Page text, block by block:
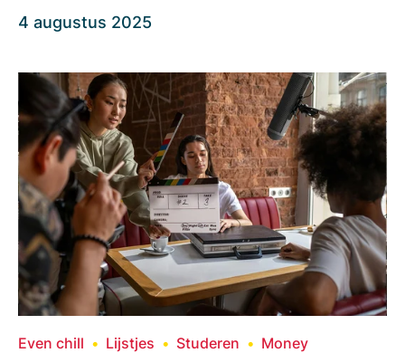
4 augustus 2025
Even chill Lijstjes Studeren Money